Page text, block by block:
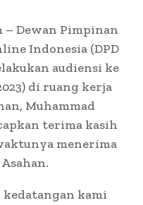
– Dewan Pimpinan
Indonesia (DPD
audiensi ke
di ruang kerja
Muhammad
terima kasih
menerima
kami